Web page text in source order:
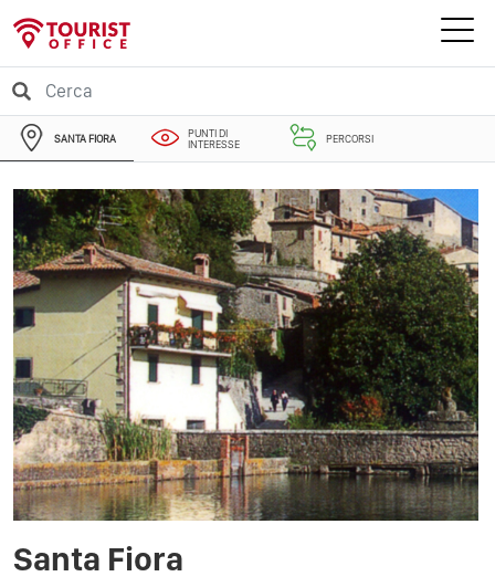
SANTA FIORA
PUNTI DI
INTERESSE
PERCORSI
Santa Fiora